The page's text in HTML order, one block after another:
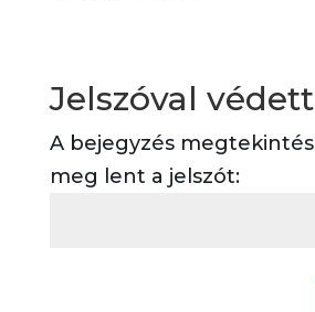
Jelszóval védett
A bejegyzés
meg lent a jelszót: